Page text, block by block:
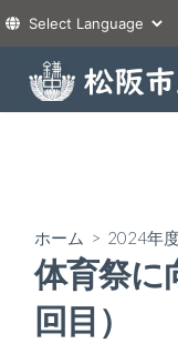
テ
ホーム > 2024年
体育祭に
回目）